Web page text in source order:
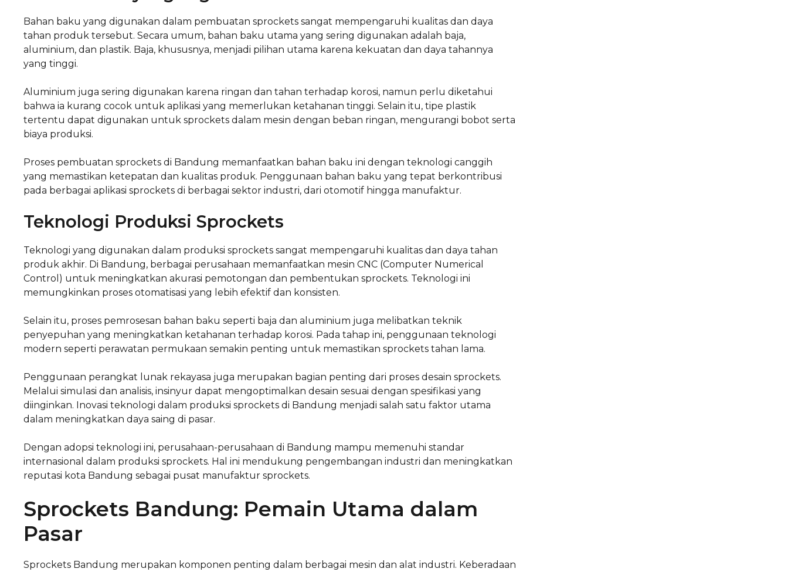
Bahan baku yang digunakan dalam pembuatan sprockets sangat mempengaruhi kualitas dan daya
tahan produk tersebut. Secara umum, bahan baku utama yang sering digunakan adalah baja,
aluminium, dan plastik. Baja, khususnya, menjadi pilihan utama karena kekuatan dan daya tahannya
yang tinggi.
Aluminium juga sering digunakan karena ringan dan tahan terhadap korosi, namun perlu diketahui
bahwa ia kurang cocok untuk aplikasi yang memerlukan ketahanan tinggi. Selain itu, tipe plastik
tertentu dapat digunakan untuk sprockets dalam mesin dengan beban ringan, mengurangi bobot serta
biaya produksi.
Proses pembuatan sprockets di Bandung memanfaatkan bahan baku ini dengan teknologi canggih
yang memastikan ketepatan dan kualitas produk. Penggunaan bahan baku yang tepat berkontribusi
pada berbagai aplikasi sprockets di berbagai sektor industri, dari otomotif hingga manufaktur.
Teknologi Produksi Sprockets
Teknologi yang digunakan dalam produksi sprockets sangat mempengaruhi kualitas dan daya tahan
produk akhir. Di Bandung, berbagai perusahaan memanfaatkan mesin CNC (Computer Numerical
Control) untuk meningkatkan akurasi pemotongan dan pembentukan sprockets. Teknologi ini
memungkinkan proses otomatisasi yang lebih efektif dan konsisten.
Selain itu, proses pemrosesan bahan baku seperti baja dan aluminium juga melibatkan teknik
penyepuhan yang meningkatkan ketahanan terhadap korosi. Pada tahap ini, penggunaan teknologi
modern seperti perawatan permukaan semakin penting untuk memastikan sprockets tahan lama.
Penggunaan perangkat lunak rekayasa juga merupakan bagian penting dari proses desain sprockets.
Melalui simulasi dan analisis, insinyur dapat mengoptimalkan desain sesuai dengan spesifikasi yang
diinginkan. Inovasi teknologi dalam produksi sprockets di Bandung menjadi salah satu faktor utama
dalam meningkatkan daya saing di pasar.
Dengan adopsi teknologi ini, perusahaan-perusahaan di Bandung mampu memenuhi standar
internasional dalam produksi sprockets. Hal ini mendukung pengembangan industri dan meningkatkan
reputasi kota Bandung sebagai pusat manufaktur sprockets.
Sprockets Bandung: Pemain Utama dalam
Pasar
Sprockets Bandung merupakan komponen penting dalam berbagai mesin dan alat industri. Keberadaan